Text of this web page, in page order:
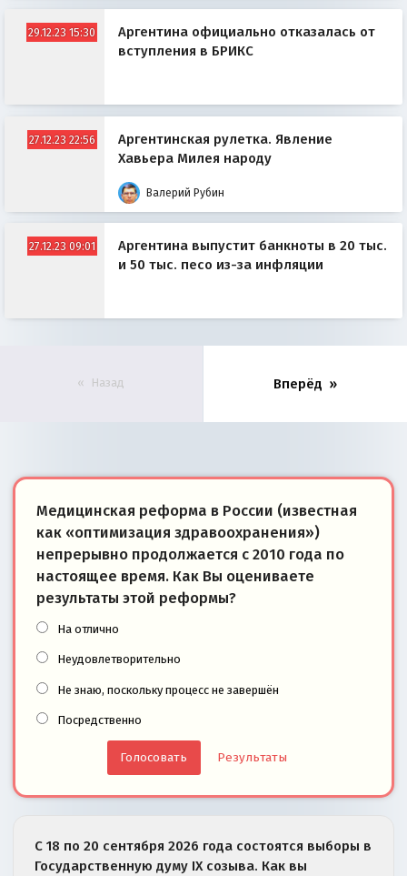
29.12.23 15:30
Аргентина официально отказалась от
вступления в БРИКС
27.12.23 22:56
Аргентинская рулетка. Явление
Хавьера Милея народу
Валерий Рубин
27.12.23 09:01
Аргентина выпустит банкноты в 20 тыс.
и 50 тыс. песо из-за инфляции
Назад Вперёд
Медицинская реформа в России (известная
как «оптимизация здравоохранения»)
непрерывно продолжается с 2010 года по
настоящее время. Как Вы оцениваете
результаты этой реформы?
На отлично
Неудовлетворительно
Не знаю, поскольку процесс не завершён
Посредственно
Результаты
С 18 по 20 сентября 2026 года состоятся выборы в
Государственную думу IX созыва. Как вы